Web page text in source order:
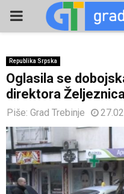
PRIMARY
Republika Srpska
Oglasila se
direktora
Piše: Grad Trebinje